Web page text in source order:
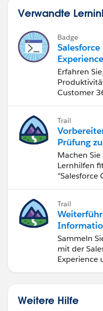
Here we can see that
You can delete or edit
Also, don’t forget to
in turn receives
So, if you delete a field
need to remove the
field in the JS markup.
import {
export default
    address = {
street:
        city: '',
province:
country:
    };
const
}
Sincerely,
Verwandte
Badge
Erfahren
Customer
Trail
Prüfung
Certified
Machen
Lernhilfen
"Salesforce
Trail
Salesforce-
konzepten
Sammeln
mit der
Experience
Weitere Hilfe